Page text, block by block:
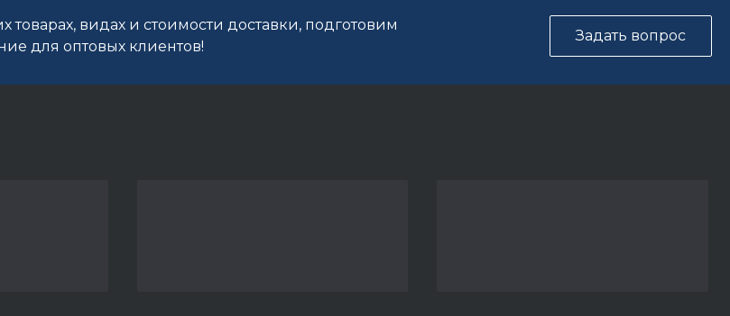
видах и стоимости доставки, подготовим
для оптовых клиентов!
Задать вопрос